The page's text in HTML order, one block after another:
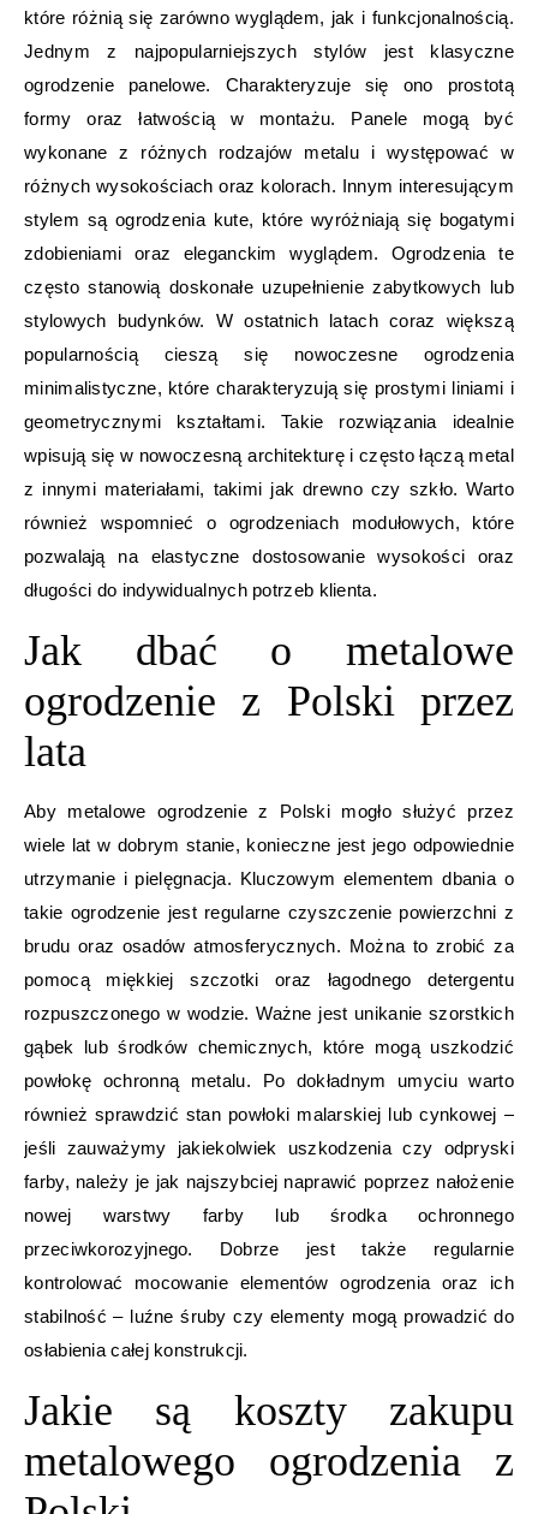
które różnią się zarówno wyglądem, jak i funkcjonalnością.
Jednym z najpopularniejszych stylów jest klasyczne
ogrodzenie panelowe. Charakteryzuje się ono prostotą
formy oraz łatwością w montażu. Panele mogą być
wykonane z różnych rodzajów metalu i występować w
różnych wysokościach oraz kolorach. Innym interesującym
stylem są ogrodzenia kute, które wyróżniają się bogatymi
zdobieniami oraz eleganckim wyglądem. Ogrodzenia te
często stanowią doskonałe uzupełnienie zabytkowych lub
stylowych budynków. W ostatnich latach coraz większą
popularnością cieszą się nowoczesne ogrodzenia
minimalistyczne, które charakteryzują się prostymi liniami i
geometrycznymi kształtami. Takie rozwiązania idealnie
wpisują się w nowoczesną architekturę i często łączą metal
z innymi materiałami, takimi jak drewno czy szkło. Warto
również wspomnieć o ogrodzeniach modułowych, które
pozwalają na elastyczne dostosowanie wysokości oraz
długości do indywidualnych potrzeb klienta.
Jak dbać o metalowe
ogrodzenie z Polski przez
lata
Aby metalowe ogrodzenie z Polski mogło służyć przez
wiele lat w dobrym stanie, konieczne jest jego odpowiednie
utrzymanie i pielęgnacja. Kluczowym elementem dbania o
takie ogrodzenie jest regularne czyszczenie powierzchni z
brudu oraz osadów atmosferycznych. Można to zrobić za
pomocą miękkiej szczotki oraz łagodnego detergentu
rozpuszczonego w wodzie. Ważne jest unikanie szorstkich
gąbek lub środków chemicznych, które mogą uszkodzić
powłokę ochronną metalu. Po dokładnym umyciu warto
również sprawdzić stan powłoki malarskiej lub cynkowej –
jeśli zauważymy jakiekolwiek uszkodzenia czy odpryski
farby, należy je jak najszybciej naprawić poprzez nałożenie
nowej warstwy farby lub środka ochronnego
przeciwkorozyjnego. Dobrze jest także regularnie
kontrolować mocowanie elementów ogrodzenia oraz ich
stabilność – luźne śruby czy elementy mogą prowadzić do
osłabienia całej konstrukcji.
Jakie są koszty zakupu
metalowego ogrodzenia z